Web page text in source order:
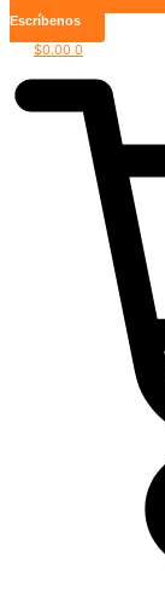
Escríbenos
$0.00 0